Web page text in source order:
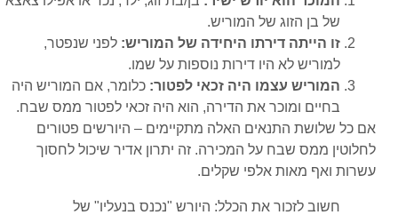
של בן הזוג של המוריש.
זו הייתה דירתו היחידה של המוריש: לפני שנפטר,
למוריש לא היו דירות נוספות על שמו.
המוריש עצמו היה זכאי לפטור: כלומר, אם המוריש היה
בחיים ומוכר את הדירה, הוא היה זכאי לפטור ממס שבח.
אם כל שלושת התנאים האלה מתקיימים – היורשים פטורים
לחלוטין ממס שבח על המכירה. זה יתרון אדיר שיכול לחסוך
עשרות ואף מאות אלפי שקלים.
חשוב לזכור את הכלל: היורש "נכנס בנעליו" של